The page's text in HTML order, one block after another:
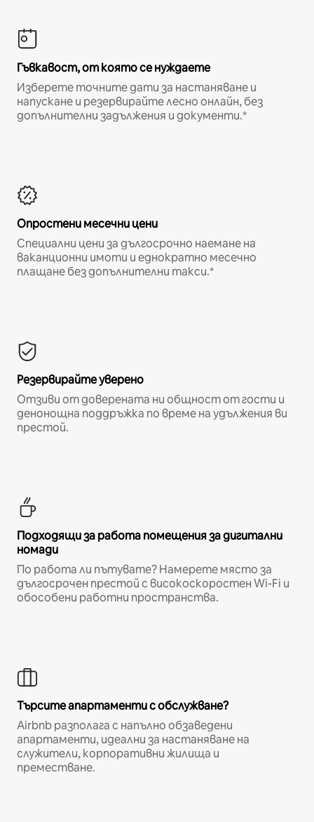
Гъвкавост, от която се нуждаете
Изберете точните дати за настаняване и
напускане и резервирайте лесно онлайн, без
допълнителни задължения и документи.*
Опростени месечни цени
Специални цени за дългосрочно наемане на
ваканционни имоти и еднократно месечно
плащане без допълнителни такси.*
Резервирайте уверено
Отзиви от доверената ни общност от гости и
денонощна поддръжка по време на удължения ви
престой.
Подходящи за работа помещения за дигитални
номади
По работа ли пътувате? Намерете място за
дългосрочен престой с високоскоростен Wi-Fi и
обособени работни пространства.
Търсите апартаменти с обслужване?
Airbnb разполага с напълно обзаведени
апартаменти, идеални за настаняване на
служители, корпоративни жилища и
преместване.